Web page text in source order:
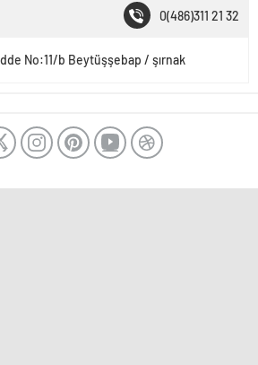
0(486)311 21 32
No:11/b Beytüşşebap / şırnak